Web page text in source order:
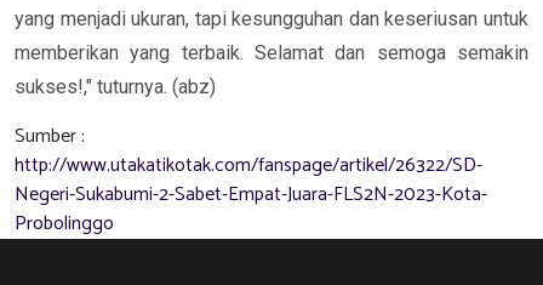
yang menjadi ukuran, tapi kesungguhan dan keseriusan untuk
memberikan yang terbaik. Selamat dan semoga semakin
sukses!," tuturnya. (abz)
Sumber :
http://www.utakatikotak.com/fanspage/artikel/26322/SD-
Negeri-Sukabumi-2-Sabet-Empat-Juara-FLS2N-2023-Kota-
Probolinggo